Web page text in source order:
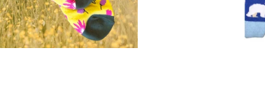
régulier